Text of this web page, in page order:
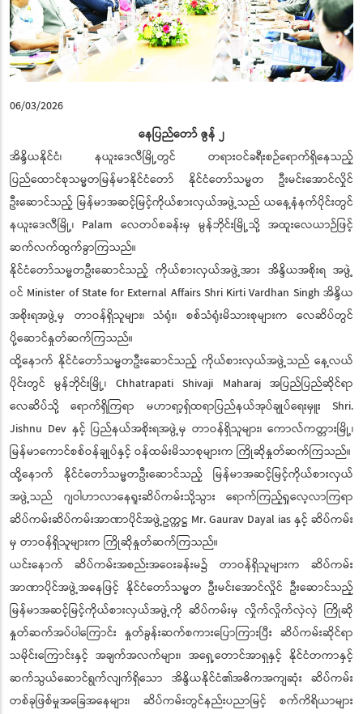
06/03/2026
နေပြည်တော် ဇွန် ၂
အိန္ဒိယနိုင်ငံ၊ နယူးဒေလီမြို့တွင် တရားဝင်ခရီးစဉ်ရောက်ရှိနေသည့်
ပြည်ထောင်စုသမ္မတမြန်မာနိုင်ငံတော် နိုင်ငံတော်သမ္မတ ဦးမင်းအောင်လှိုင်
ဦးဆောင်သည့် မြန်မာအဆင့်မြင့်ကိုယ်စားလှယ်အဖွဲ့သည် ယနေ့နံနက်ပိုင်းတွင်
နယူးဒေလီမြို့၊ Palam လေတပ်စခန်းမှ မွန်ဘိုင်းမြို့သို့ အထူးလေယာဉ်ဖြင့်
ဆက်လက်ထွက်ခွာကြသည်။
နိုင်ငံတော်သမ္မတဦးဆောင်သည့် ကိုယ်စားလှယ်အဖွဲ့အား အိန္ဒိယအစိုးရ အဖွဲ့
ဝင် Minister of State for External Affairs Shri Kirti Vardhan Singh အိန္ဒိယ
အစိုးရအဖွဲ့မှ တာဝန်ရှိသူများ၊ သံရုံး၊ စစ်သံရုံးမိသားစုများက လေဆိပ်တွင်
ပို့ဆောင်နှုတ်ဆက်ကြသည်။
ထို့နောက် နိုင်ငံတော်သမ္မတဦးဆောင်သည့် ကိုယ်စားလှယ်အဖွဲ့သည် နေ့လယ်
ပိုင်းတွင် မွန်ဘိုင်းမြို့၊ Chhatrapati Shivaji Maharaj အပြည်ပြည်ဆိုင်ရာ
လေဆိပ်သို့ ရောက်ရှိကြရာ မဟာရာ့ရှ်ထရာပြည်နယ်အုပ်ချုပ်ရေးမှူး Shri.
Jishnu Dev နှင့် ပြည်နယ်အစိုးရအဖွဲ့မှ တာဝန်ရှိသူများ၊ ကောလ်ကတ္တားမြို့၊
မြန်မာကောင်စစ်ဝန်ချုပ်နှင့် ဝန်ထမ်းမိသာစုများက ကြိုဆိုနှုတ်ဆက်ကြသည်။
ထို့နောက် နိုင်ငံတော်သမ္မတဦးဆောင်သည့် မြန်မာအဆင့်မြင့်ကိုယ်စားလှယ်
အဖွဲ့သည် ဂျဝါဟာလာနေရူးဆိပ်ကမ်းသို့သွား ရောက်ကြည့်ရှုလေ့လာကြရာ
ဆိပ်ကမ်းဆိပ်ကမ်းအာဏာပိုင်အဖွဲ့ဥက္ကဋ္ဌ Mr. Gaurav Dayal ias နှင့် ဆိပ်ကမ်း
မှ တာဝန်ရှိသူများက ကြိုဆိုနှုတ်ဆက်ကြသည်။
ယင်းနောက် ဆိပ်ကမ်းအစည်းအဝေးခန်းမ၌ တာဝန်ရှိသူများက ဆိပ်ကမ်း
အာဏာပိုင်အဖွဲ့အနေဖြင့် နိုင်ငံတော်သမ္မတ ဦးမင်းအောင်လှိုင် ဦးဆောင်သည့်
မြန်မာအဆင့်မြင့်ကိုယ်စားလှယ်အဖွဲ့ကို ဆိပ်ကမ်းမှ လှိုက်လှိုက်လှဲလှဲ ကြိုဆို
နှုတ်ဆက်အပ်ပါကြောင်း နှုတ်ခွန်းဆက်စကားပြောကြားပြီး ဆိပ်ကမ်းဆိုင်ရာ
သမိုင်းကြောင်းနှင့် အချက်အလက်များ၊ အရှေ့တောင်အာရှနှင့် နိုင်ငံတကာနှင့်
ဆက်သွယ်ဆောင်ရွက်လျက်ရှိသော အိန္ဒိယနိုင်ငံ၏အဓိကအကျဆုံး ဆိပ်ကမ်း
တစ်ခုဖြစ်မှုအခြေအနေများ၊ ဆိပ်ကမ်းတွင်နည်းပညာမြင့် စက်ကိရိယာများ